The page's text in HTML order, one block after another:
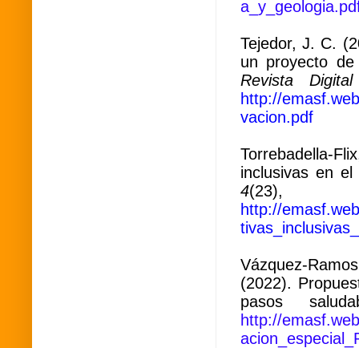
Tejedor, J. C.
un proyecto
Revista
http://
vacion.pdf
Torrebadella-
inclusivas en
4(23),
http://
Vázquez-
(2022).
pasos
http://